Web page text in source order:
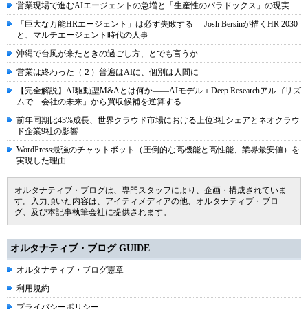
営業現場で進むAIエージェントの急増と「生産性のパラドックス」の現実
「巨大な万能HRエージェント」は必ず失敗する----Josh Bersinが描くHR 2030
と、マルチエージェント時代の人事
沖縄で台風が来たときの過ごし方、とでも言うか
営業は終わった（２）普遍はAIに、個別は人間に
【完全解説】AI駆動型M&Aとは何か――AIモデル＋Deep Researchアルゴリズ
ムで「会社の未来」から買収候補を逆算する
前年同期比43%成長、世界クラウド市場における上位3社シェアとネオクラウ
ド企業9社の影響
WordPress最強のチャットボット（圧倒的な高機能と高性能、業界最安値）を
実現した理由
オルタナティブ・ブログは、専門スタッフにより、企画・構成されていま
す。入力頂いた内容は、アイティメディアの他、オルタナティブ・ブロ
グ、及び本記事執筆会社に提供されます。
オルタナティブ・ブログ GUIDE
オルタナティブ・ブログ憲章
利用規約
プライバシーポリシー